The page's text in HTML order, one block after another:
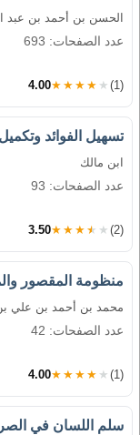
الحسن بن أحمد بن عبد
عدد الصفحات: 693
4.00★★★★★ (1)
تسهيل الفوائد
ابن مالك
عدد الصفحات: 93
3.50★★★★★ (2)
منظومة المقصور
محمد بن أحمد بن علي بن
عدد الصفحات: 42
4.00★★★★★ (1)
سلم اللسان في